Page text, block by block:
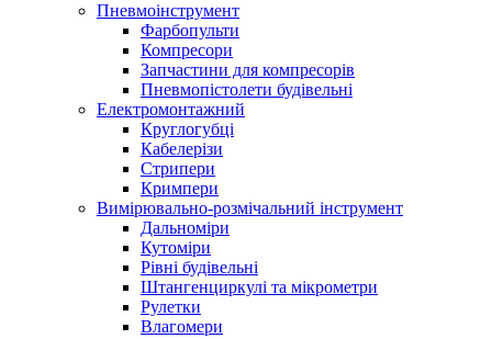
Пневмоінструмент
Фарбопульти
Компресори
Запчастини для компресорів
Пневмопістолети будівельні
Електромонтажний
Круглогубці
Кабелерізи
Стрипери
Кримпери
Вимірювально-розмічальний інструмент
Дальноміри
Кутоміри
Рівні будівельні
Штангенциркулі та мікрометри
Рулетки
Влагомери